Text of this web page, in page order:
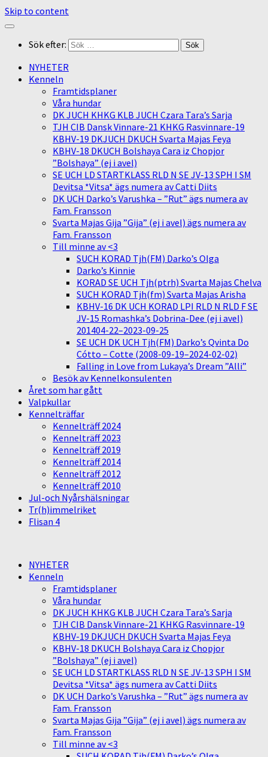
Skip to content
Sök efter:
NYHETER
Kenneln
Framtidsplaner
Våra hundar
DK JUCH KHKG KLB JUCH Czara Tara’s Sarja
TJH CIB Dansk Vinnare-21 KHKG Rasvinnare-19
KBHV-19 DKJUCH DKUCH Svarta Majas Feya
KBHV-18 DKUCH Bolshaya Cara iz Chopjor
”Bolshaya” (ej i avel)
SE UCH LD STARTKLASS RLD N SE JV-13 SPH I SM
Devitsa *Vitsa* ägs numera av Catti Diits
DK UCH Darko’s Varushka – ”Rut” ägs numera av
Fam. Fransson
Svarta Majas Gija ”Gija” (ej i avel) ägs numera av
Fam. Fransson
Till minne av <3
SUCH KORAD Tjh(FM) Darko’s Olga
Darko’s Kinnie
KORAD SE UCH Tjh(ptrh) Svarta Majas Chelva
SUCH KORAD Tjh(fm) Svarta Majas Arisha
KBHV-16 DK UCH KORAD LPI RLD N RLD F SE
JV-15 Romashka’s Dobrina-Dee (ej i avel)
201404-22–2023-09-25
SE UCH DK UCH Tjh(FM) Darko’s Qvinta Do
Cótto – Cotte (2008-09-19–2024-02-02)
Falling in Love from Lukaya’s Dream ”Alli”
Besök av Kennelkonsulenten
Året som har gått
Valpkullar
Kennelträffar
Kennelträff 2024
Kennelträff 2023
Kennelträff 2019
Kennelträff 2014
Kennelträff 2012
Kennelträff 2010
Jul-och Nyårshälsningar
Tr(h)immelriket
Flisan 4
NYHETER
Kenneln
Framtidsplaner
Våra hundar
DK JUCH KHKG KLB JUCH Czara Tara’s Sarja
TJH CIB Dansk Vinnare-21 KHKG Rasvinnare-19
KBHV-19 DKJUCH DKUCH Svarta Majas Feya
KBHV-18 DKUCH Bolshaya Cara iz Chopjor
”Bolshaya” (ej i avel)
SE UCH LD STARTKLASS RLD N SE JV-13 SPH I SM
Devitsa *Vitsa* ägs numera av Catti Diits
DK UCH Darko’s Varushka – ”Rut” ägs numera av
Fam. Fransson
Svarta Majas Gija ”Gija” (ej i avel) ägs numera av
Fam. Fransson
Till minne av <3